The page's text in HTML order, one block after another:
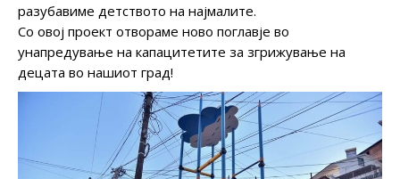
разубавиме детството на најмалите.
Со овој проект отвораме ново поглавје во
унапредување на капацитетите за згрижување на
децата во нашиот град!